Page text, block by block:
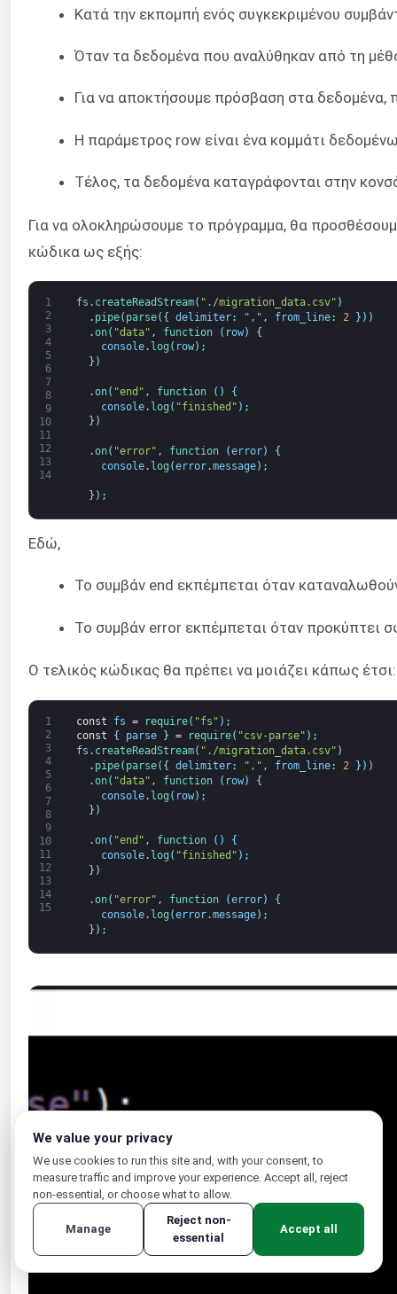
Κατά την εκπομπή ενός συγκεκριμένου
Όταν τα δεδομένα που αναλύθηκαν από τη
Για να αποκτήσουμε πρόσβαση στα
Η παράμετρος row είναι ένα κομμάτι
Τέλος, τα δεδομένα καταγράφονται στην
Για να ολοκληρώσουμε το πρόγραμμα, θα
κώδικα ως εξής:
1
2
3
4
5
6
7
8
9
10
11
12
13
14
fs . createReadStream( "./migration_data.csv" )
. pipe( parse( { delimiter: "," , from_line: 2 } ) )
.on( "data" , function ( row)
{
console. log ( row) ;
} )
.on( "end" , function ( )
{
console. log ( "finished" ) ;
} )
.on( "error" , function (error)
{
console. log (error.message) ;
} ) ;
Εδώ,
Το συμβάν end εκπέμπεται όταν
Το συμβάν error εκπέμπεται όταν προκύπτει
Ο τελικός κώδικας θα πρέπει να μοιάζει κάπως έτσι:
1
2
3
4
5
6
7
8
9
10
11
12
13
14
15
const fs = require( "fs" ) ;
const
{ parse } = require( "csv-parse" ) ;
fs . createReadStream( "./migration_data.csv" )
. pipe( parse( { delimiter: "," , from_line: 2 } ) )
.on( "data" , function ( row)
{
console. log ( row) ;
} )
.on( "end" , function ( )
{
console. log ( "finished" ) ;
} )
.on( "error" , function (error)
{
console. log (error.message) ;
} ) ;
We value your privacy
We use cookies to run this site and, with your consent, to
measure traffic and improve your experience. Accept all, reject
non-essential, or choose what to allow.
Manage
Reject non-
essential
Accept all